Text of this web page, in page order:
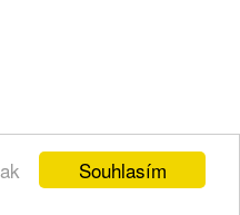
Souhlasím